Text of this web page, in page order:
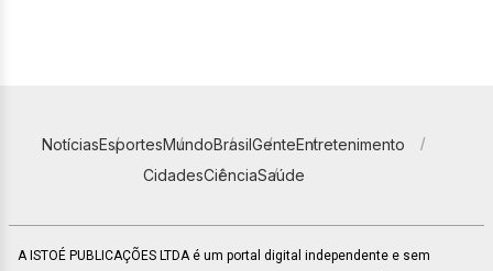
NotíciasEsportesMundoBrasilGenteEntretenimento
CidadesCiênciaSaúde
A ISTOÉ PUBLICAÇÕES LTDA é um portal digital independente e sem